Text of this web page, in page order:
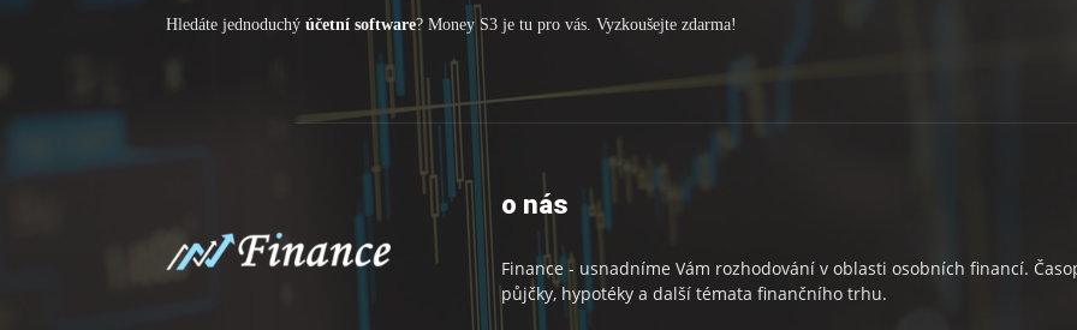
Hledáte jednoduchý účetní software? Money S3 je tu pro vás. Vyzkoušejte zdarma!
o nás
Finance - usnadníme Vám rozhodování v oblasti osobních financí.
půjčky, hypotéky a další témata finančního trhu.